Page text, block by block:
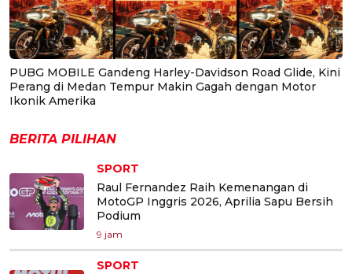
PUBG MOBILE Gandeng Harley-Davidson Road Glide, Kini
Perang di Medan Tempur Makin Gagah dengan Motor
Ikonik Amerika
BERITA PILIHAN
SPORT
Raul Fernandez Raih Kemenangan di
MotoGP Inggris 2026, Aprilia Sapu Bersih
Podium
9 jam
SPORT